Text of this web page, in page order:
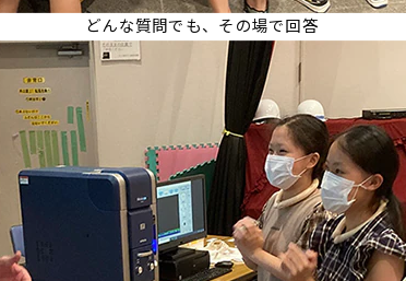
どんな質問でも、その場で回答